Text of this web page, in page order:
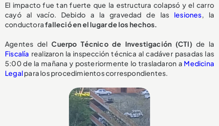
El impacto fue tan fuerte que la estructura colapsó y el carro
cayó al vacío. Debido a la gravedad de las lesiones, la
conductorafalleció en el lugar de los hechos.
Agentes delCuerpo Técnico de Investigación (CTI)de la
Fiscalía realizaron la inspección técnica al cadáver pasadas las
5:00 de la mañana y posteriormente lo trasladaron a Medicina
Legalpara los procedimientos correspondientes.